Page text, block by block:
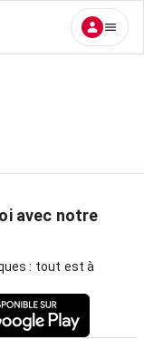
avec notre
: tout est à